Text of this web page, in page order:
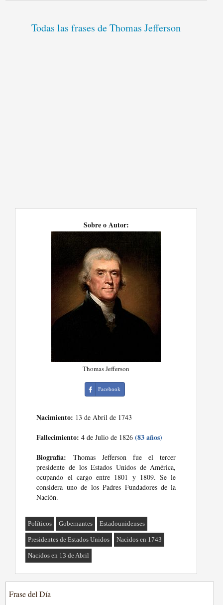
Todas las frases de Thomas Jefferson
Sobre o Autor:
Thomas Jefferson
Facebook
Nacimiento: 13 de Abril de 1743
Fallecimiento: 4 de Julio de 1826(83 años)
Biografia: Thomas Jefferson fue el tercer
presidente de los Estados Unidos de América,
ocupando el cargo entre 1801 y 1809. Se le
considera uno de los Padres Fundadores de la
Nación.
Políticos Gobernantes Estadounidenses
Presidentes de Estados Unidos Nacidos en 1743
Nacidos en 13 de Abril
Frase del Día